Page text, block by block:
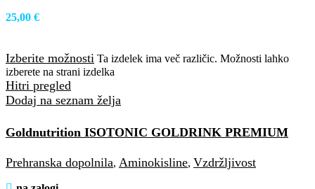
25,00 €
Izberite možnosti Ta izdelek ima več različic. Možnosti lahko
izberete na strani izdelka
Hitri pregled
Dodaj na seznam želja
Goldnutrition ISOTONIC GOLDRINK PREMIUM
Prehranska dopolnila, Aminokisline, Vzdržljivost